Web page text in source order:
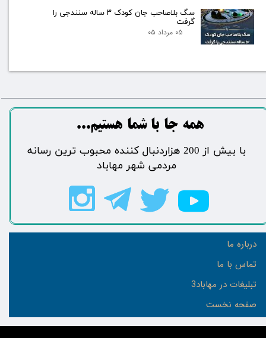
سگ بلاصاحب جان کودک ۳ ساله سنندجی را
گرفت
۰۵ مرداد ۰۵
درباره ما
تماس با ما
تبلیغات در مهاباد3
صفحه نخست
​​​همه جا با شما هستیم...​​​​​​​​​​​​​​
​با بیش از 200 هزاردنبال کننده محبوب ترین رسانه
مردمی شهر مهاباد​​​​​​​​​​​​​​